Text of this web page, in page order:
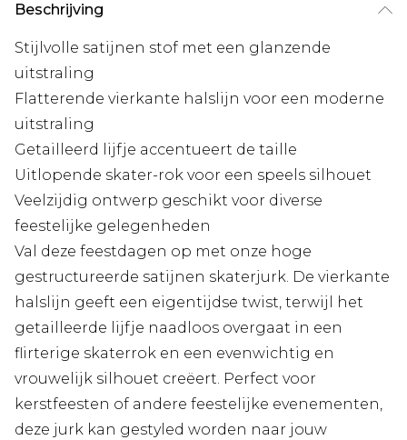
Beschrijving
Stijlvolle satijnen stof met een glanzende
uitstraling
Flatterende vierkante halslijn voor een moderne
uitstraling
Getailleerd lijfje accentueert de taille
Uitlopende skater-rok voor een speels silhouet
Veelzijdig ontwerp geschikt voor diverse
feestelijke gelegenheden
Val deze feestdagen op met onze hoge
gestructureerde satijnen skaterjurk. De vierkante
halslijn geeft een eigentijdse twist, terwijl het
getailleerde lijfje naadloos overgaat in een
flirterige skaterrok en een evenwichtig en
vrouwelijk silhouet creëert. Perfect voor
kerstfeesten of andere feestelijke evenementen,
deze jurk kan gestyled worden naar jouw